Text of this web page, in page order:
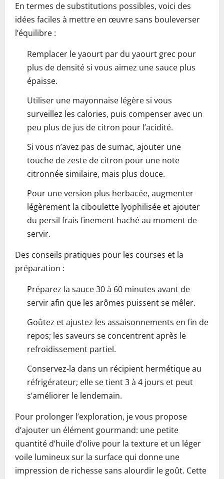
En termes de substitutions possibles, voici des
idées faciles à mettre en œuvre sans bouleverser
l’équilibre :
Remplacer le yaourt par du yaourt grec pour
plus de densité si vous aimez une sauce plus
épaisse.
Utiliser une mayonnaise légère si vous
surveillez les calories, puis compenser avec un
peu plus de jus de citron pour l’acidité.
Si vous n’avez pas de sumac, ajouter une
touche de zeste de citron pour une note
citronnée similaire, mais plus douce.
Pour une version plus herbacée, augmenter
légèrement la ciboulette lyophilisée et ajouter
du persil frais finement haché au moment de
servir.
Des conseils pratiques pour les courses et la
préparation :
Préparez la sauce 30 à 60 minutes avant de
servir afin que les arômes puissent se mêler.
Goûtez et ajustez les assaisonnements en fin de
repos; les saveurs se concentrent après le
refroidissement partiel.
Conservez-la dans un récipient hermétique au
réfrigérateur; elle se tient 3 à 4 jours et peut
s’améliorer le lendemain.
Pour prolonger l’exploration, je vous propose
d’ajouter un élément gourmand: une petite
quantité d’huile d’olive pour la texture et un léger
voile lumineux sur la surface qui donne une
impression de richesse sans alourdir le goût. Cette